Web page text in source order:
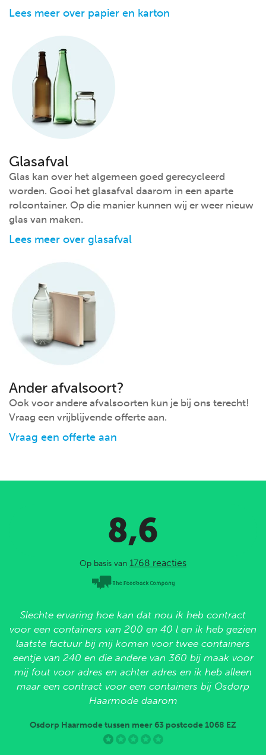
Lees meer over papier en karton
Glasafval
Glas kan over het algemeen goed gerecycleerd
worden. Gooi het glasafval daarom in een aparte
rolcontainer. Op die manier kunnen wij er weer nieuw
glas van maken.
Lees meer over glasafval
Ander afvalsoort?
Ook voor andere afvalsoorten kun je bij ons terecht!
Vraag een vrijblijvende offerte aan.
Vraag een offerte aan
8,6
Op basis van 1768 reacties
Slechte ervaring hoe kan dat nou ik heb contract
voor een containers van 200 en 40 l en ik heb gezien
laatste factuur bij mij komen voor twee containers
eentje van 240 en die andere van 360 bij maak voor
mij fout voor adres en achter adres en ik heb alleen
maar een contract voor een containers bij Osdorp
Haarmode daarom
Osdorp Haarmode tussen meer 63 postcode 1068 EZ